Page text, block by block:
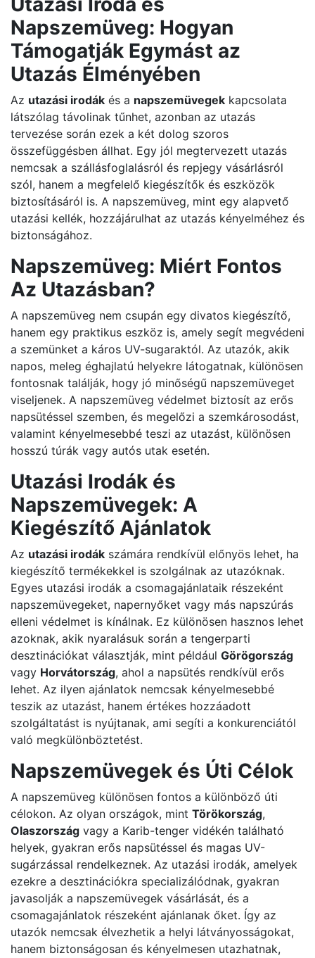
Napszemüveg: Hogyan
Támogatják Egymást az
Utazás Élményében
Az utazási irodák és a napszemüvegek kapcsolata
látszólag távolinak tűnhet, azonban az utazás
tervezése során ezek a két dolog szoros
összefüggésben állhat. Egy jól megtervezett utazás
nemcsak a szállásfoglalásról és repjegy vásárlásról
szól, hanem a megfelelő kiegészítők és eszközök
biztosításáról is. A napszemüveg, mint egy alapvető
utazási kellék, hozzájárulhat az utazás kényelméhez és
biztonságához.
Napszemüveg: Miért Fontos
Az Utazásban?
A napszemüveg nem csupán egy divatos kiegészítő,
hanem egy praktikus eszköz is, amely segít megvédeni
a szemünket a káros UV-sugaraktól. Az utazók, akik
napos, meleg éghajlatú helyekre látogatnak, különösen
fontosnak találják, hogy jó minőségű napszemüveget
viseljenek. A napszemüveg védelmet biztosít az erős
napsütéssel szemben, és megelőzi a szemkárosodást,
valamint kényelmesebbé teszi az utazást, különösen
hosszú túrák vagy autós utak esetén.
Utazási Irodák és
Napszemüvegek: A
Kiegészítő Ajánlatok
Az utazási irodák számára rendkívül előnyös lehet, ha
kiegészítő termékekkel is szolgálnak az utazóknak.
Egyes utazási irodák a csomagajánlataik részeként
napszemüvegeket, napernyőket vagy más napszúrás
elleni védelmet is kínálnak. Ez különösen hasznos lehet
azoknak, akik nyaralásuk során a tengerparti
desztinációkat választják, mint például Görögország
vagy Horvátország, ahol a napsütés rendkívül erős
lehet. Az ilyen ajánlatok nemcsak kényelmesebbé
teszik az utazást, hanem értékes hozzáadott
szolgáltatást is nyújtanak, ami segíti a konkurenciától
való megkülönböztetést.
Napszemüvegek és Úti Célok
A napszemüveg különösen fontos a különböző úti
célokon. Az olyan országok, mint Törökország,
Olaszország vagy a Karib-tenger vidékén található
helyek, gyakran erős napsütéssel és magas UV-
sugárzással rendelkeznek. Az utazási irodák, amelyek
ezekre a desztinációkra specializálódnak, gyakran
javasolják a napszemüvegek vásárlását, és a
csomagajánlatok részeként ajánlanak őket. Így az
utazók nemcsak élvezhetik a helyi látványosságokat,
hanem biztonságosan és kényelmesen utazhatnak,